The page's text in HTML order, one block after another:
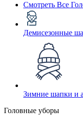
Смотреть Все
Демисезонные
Зимние шапки и
Головные уборы